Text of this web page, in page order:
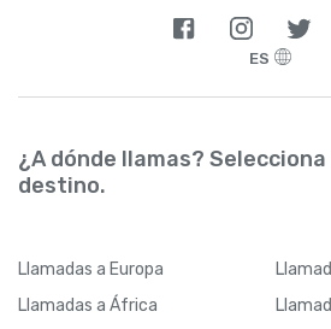
ES
¿A dónde llamas?
destino.
Llamadas a Europa
Llamadas a África